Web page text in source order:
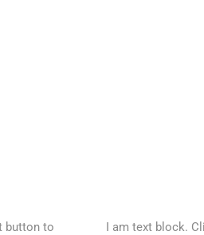
button to
I am text block.